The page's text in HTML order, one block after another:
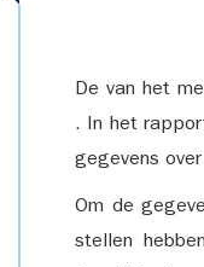
De van het
. In het
gegevens
Om de
stellen